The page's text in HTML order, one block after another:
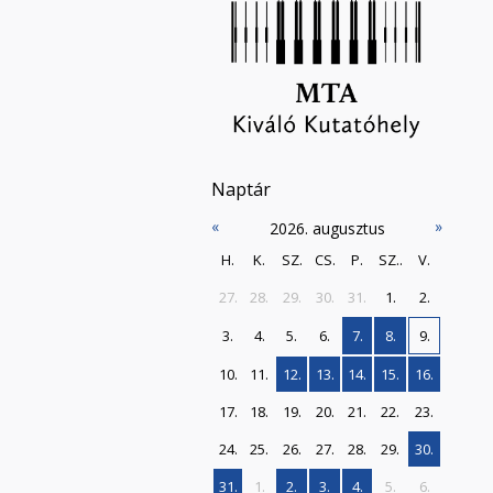
Naptár
« 2026. augusztus »
H. K. SZ. CS. P. SZ..
V.
27.
28. 29. 30. 31. 1.
2.
3.
4. 5. 6. 7. 8.
9.
10.
11. 12. 13. 14. 15.
16.
17.
18. 19. 20. 21. 22.
23.
24.
25. 26. 27. 28. 29.
30.
31.
1. 2. 3. 4. 5. 6.